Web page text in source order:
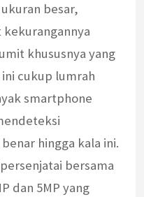
besar,
khususnya yang
ini cukup lumrah
smartphone
hingga kala ini.
bersama
dan 5MP yang